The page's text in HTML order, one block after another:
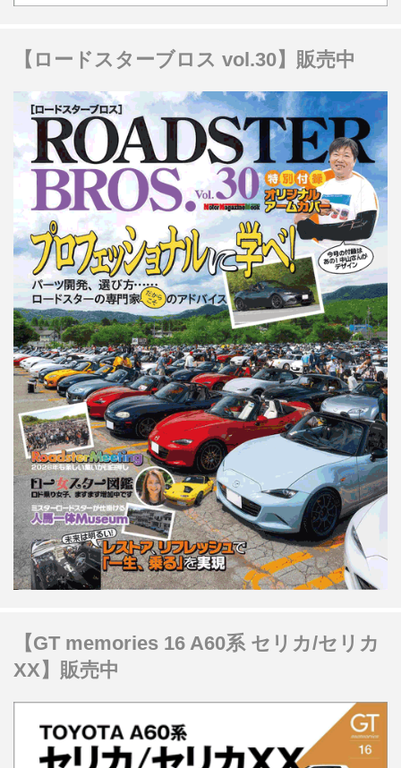
【ロードスターブロス vol.30】販売中
【GT memories 16 A60系 セリカ/セリカ
XX】販売中